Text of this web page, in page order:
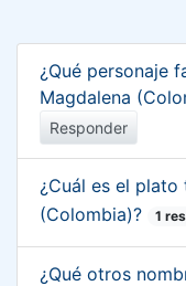
¿Qué personaje
Magdalena
Responder
¿Cuál es el
(Colombia)?
1
¿Qué otros